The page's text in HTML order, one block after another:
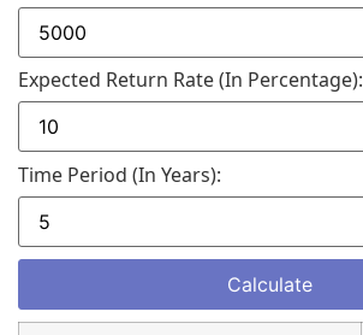
Expected Return Rate (in Percentage):
Time Period (in Years):